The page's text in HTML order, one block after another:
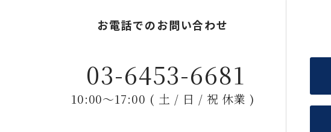
お電話でのお問い合わせ
03-6453-6681
10:00〜17:00 ( 土 / 日 / 祝 休業 )